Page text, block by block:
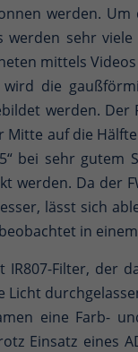
werden.
werden sehr
mittels
die
werden.
auf die
bei sehr
werden. Da
lässt sich
in
IR807-Filter, der
eine Farb-
Einsatz eines